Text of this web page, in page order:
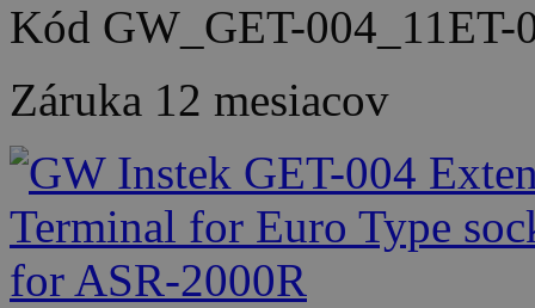
Kód GW_GET-004_11ET-
Záruka 12 mesiacov